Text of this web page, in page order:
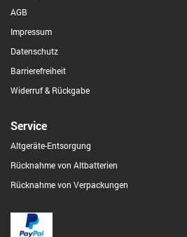
AGB
Impressum
Datenschutz
Barrierefreiheit
Widerruf & Rückgabe
Service
Altgeräte-Entsorgung
Rücknahme von Altbatterien
Rücknahme von Verpackungen